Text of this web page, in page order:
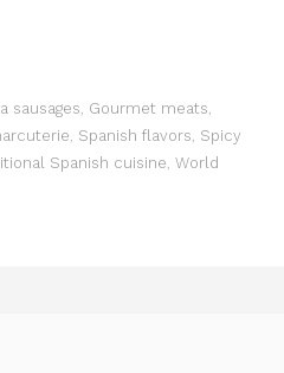
sausages Gourmet meats
Spanish flavors Spicy
Spanish cuisine World